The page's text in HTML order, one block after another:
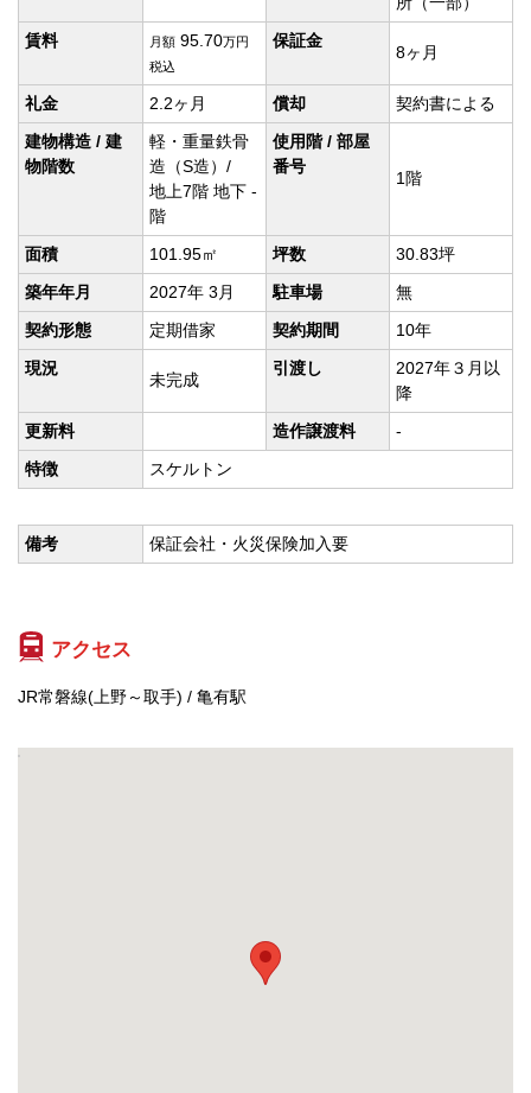
賃料
月額 95.70万円
税込
保証金
8ヶ月
礼金 2.2ヶ月 償却
契約書による
建物構造 / 建
物階数
軽・重量鉄骨
造（S造）/
地上7階 地下 -
階
使用階 / 部屋
番号
1階
面積 101.95㎡ 坪数
30.83坪
築年年月
2027年 3月 駐車場
無
契約形態
定期借家 契約期間
10年
現況
未完成
引渡し
2027年３月以
降
更新料
造作譲渡料
-
特徴
スケルトン
備考 保証会社・火災保険加入要
アクセス
JR常磐線(上野～取手) / 亀有駅